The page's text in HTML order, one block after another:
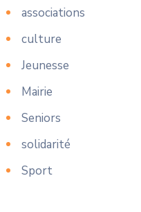
associations
culture
Jeunesse
Mairie
Seniors
solidarité
Sport